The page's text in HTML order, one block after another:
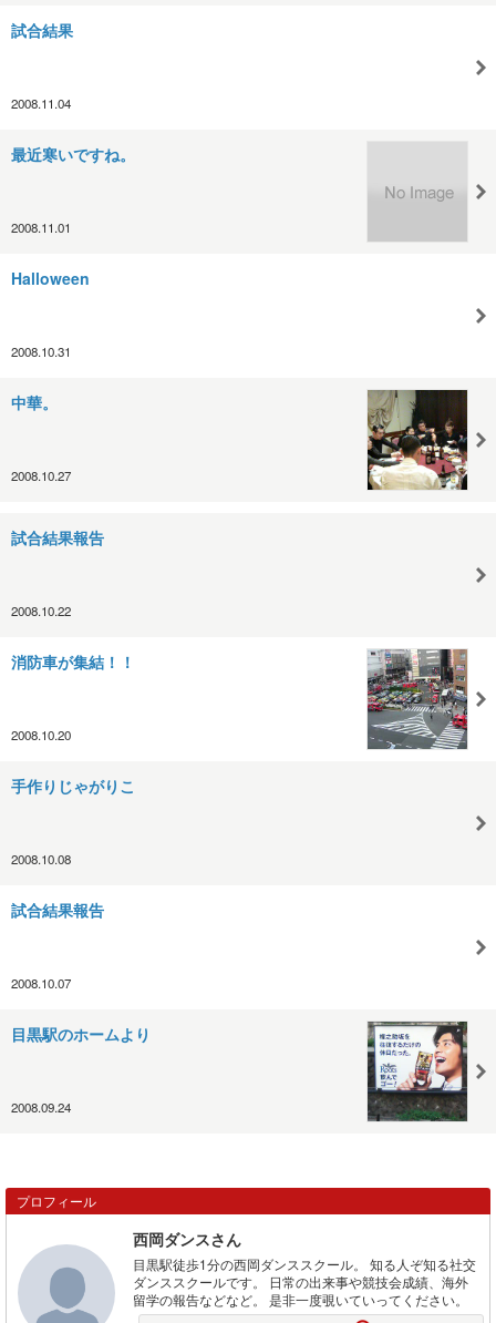
試合結果
2008.11.04
最近寒いですね。
2008.11.01
Halloween
2008.10.31
中華。
2008.10.27
試合結果報告
2008.10.22
消防車が集結！！
2008.10.20
手作りじゃがりこ
2008.10.08
試合結果報告
2008.10.07
目黒駅のホームより
2008.09.24
プロフィール
西岡ダンスさん
目黒駅徒歩1分の西岡ダンススクール。 知る人ぞ知る社交
ダンススクールです。 日常の出来事や競技会成績、海外
留学の報告などなど。 是非一度覗いていってください。